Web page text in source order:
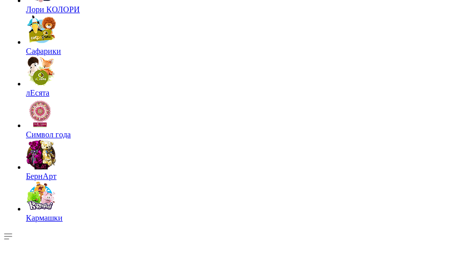
Лори КОЛОРИ
Сафарики
лЕсята
Символ года
БернАрт
Кармашки